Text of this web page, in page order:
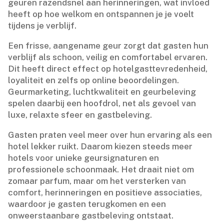
geuren razendsnel aan herinneringen, wat invloed
heeft op hoe welkom en ontspannen je je voelt
tijdens je verblijf.​
Een frisse, aangename geur zorgt dat gasten hun
verblijf als schoon, veilig en comfortabel ervaren.​
Dit heeft direct effect op hotelgasttevredenheid,
loyaliteit en zelfs op online beoordelingen.​
Geurmarketing, luchtkwaliteit en geurbeleving
spelen daarbij een hoofdrol, net als gevoel van
luxe, relaxte sfeer en gastbeleving.​
Gasten praten veel meer over hun ervaring als een
hotel lekker ruikt.​ Daarom kiezen steeds meer
hotels voor unieke geursignaturen en
professionele schoonmaak.​ Het draait niet om
zomaar parfum, maar om het versterken van
comfort, herinneringen en positieve associaties,
waardoor je gasten terugkomen en een
onweerstaanbare gastbeleving ontstaat.​